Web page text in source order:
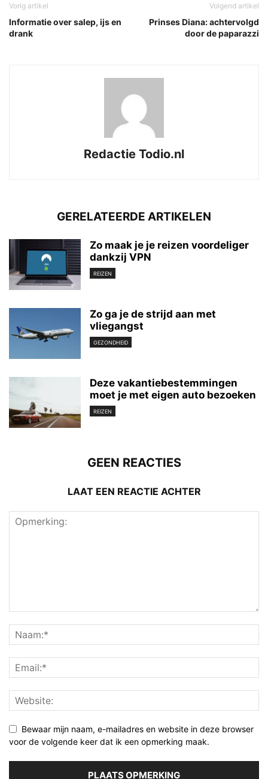
Vorig artikel
Informatie over salep, ijs en
drank
Volgend artikel
Prinses Diana: achtervolgd
door de paparazzi
Redactie Todio.nl
GERELATEERDE ARTIKELEN
Zo maak je je reizen voordeliger
dankzij VPN
REIZEN
Zo ga je de strijd aan met
vliegangst
GEZONDHEID
Deze vakantiebestemmingen
moet je met eigen auto bezoeken
REIZEN
GEEN REACTIES
LAAT EEN REACTIE ACHTER
Bewaar mijn naam, e-mailadres en website in deze browser
voor de volgende keer dat ik een opmerking maak.